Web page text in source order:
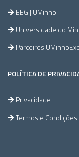
EEG | UMinho
Universidade do
Parceiros
POLÍTICA DE
Privacidade
Termos e Condições